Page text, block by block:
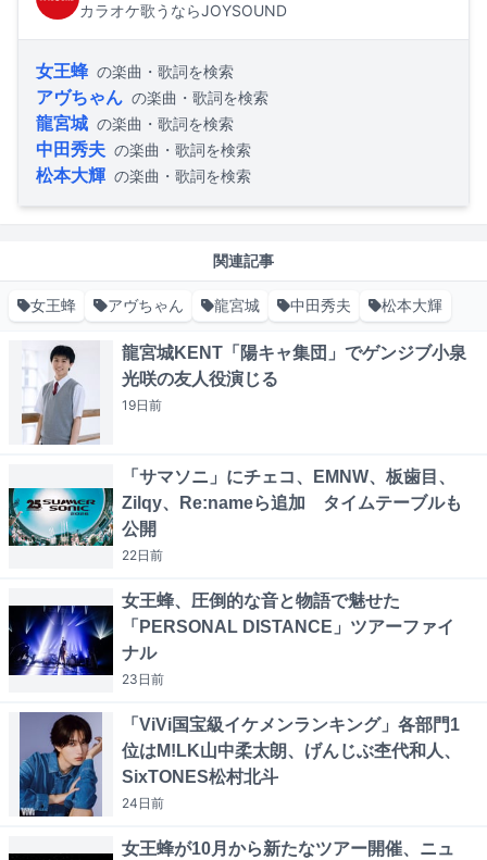
カラオケ歌うならJOYSOUND
女王蜂 の楽曲・歌詞を検索
アヴちゃん の楽曲・歌詞を検索
龍宮城 の楽曲・歌詞を検索
中田秀夫 の楽曲・歌詞を検索
松本大輝 の楽曲・歌詞を検索
関連記事
女王蜂 アヴちゃん 龍宮城 中田秀夫 松本大輝
龍宮城KENT「陽キャ集団」でゲンジブ小泉
光咲の友人役演じる
19日前
「サマソニ」にチェコ、EMNW、板歯目、
Zilqy、Re:nameら追加 タイムテーブルも
公開
22日前
女王蜂、圧倒的な音と物語で魅せた
「PERSONAL DISTANCE」ツアーファイ
ナル
23日前
「ViVi国宝級イケメンランキング」各部門1
位はM!LK山中柔太朗、げんじぶ杢代和人、
SixTONES松村北斗
24日前
女王蜂が10月から新たなツアー開催、ニュ